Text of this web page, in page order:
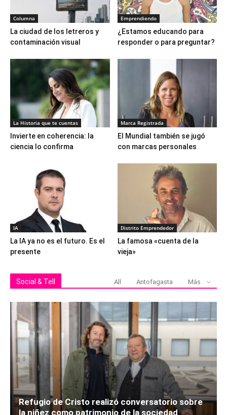
Columna
La ciudad de los letreros y
contaminación visual
Emprendiendo
¿Estamos educando para
responder o para preguntar?
La Historia que te cuentas
Invierte en coherencia: la
ciencia lo confirma
Marca Registrada
El Mundial también se jugó
con marcas personales
IA
La IA ya no es el futuro. Es el
presente
Distrito Emprendedor
La famosa «cuenta de la
vieja»
Social & Tell All Antofagasta Más
Refugio de Cristo realizó conversatorio sobre
la niñez como patrimonio de la sociedad